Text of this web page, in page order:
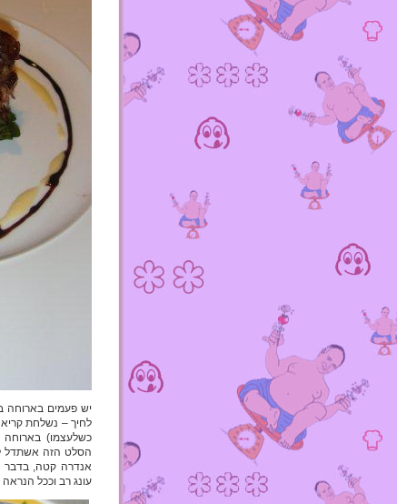
יש פעמים בארוחה
לחיך – נשלחת
כשלעצמו) בארוחה
הסלט הזה אשתדל
אנדרה קטה, בדבר
עונג רב וככל